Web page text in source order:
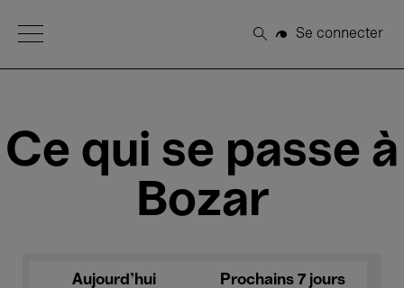
Open Menu
Rechercher
Se connecter
Ce qui se passe à
Bozar
Aujourd'hui Prochains 7 jours